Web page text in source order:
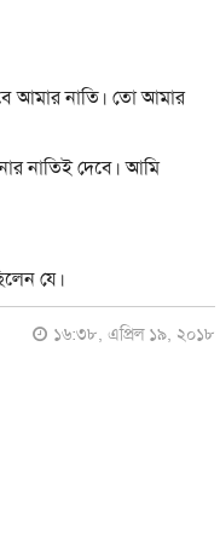
আমার নাতি। তো আমার
নাতিই দেবে। আমি
যে।
১৬:৩৮, এপ্রিল ১৯, ২০১৮